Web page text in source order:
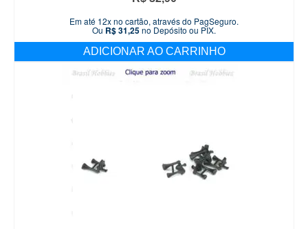
Em até 12x no cartão, através do PagSeguro.
Ou R$31,25no Depósito ou PIX.
ADICIONAR AO CARRINHO